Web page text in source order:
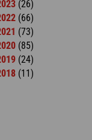
(26)
(66)
(73)
(85)
(24)
(11)